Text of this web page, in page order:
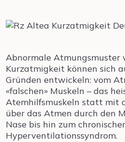
Abnormale Atmungsmuster
Kurzatmigkeit können sich
Gründen entwickeln: vom
«falschen» Muskeln – das
Atemhilfsmuskeln statt mit
über das Atmen durch den
Nase bis hin zum
Hyperventilationssyndrom.